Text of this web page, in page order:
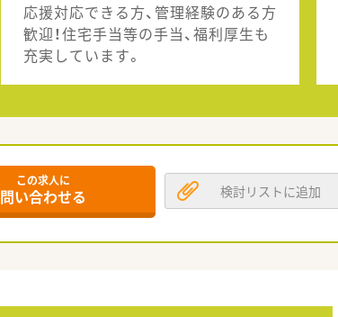
応援対応できる方、管理経験のある方
歓迎！住宅手当等の手当、福利厚生も
充実しています。
この求人に
問い合わせる 検討リストに追加